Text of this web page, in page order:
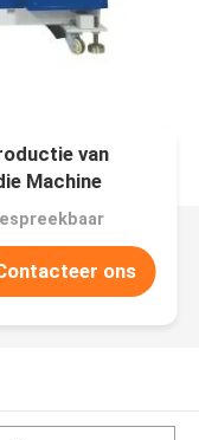
van
Machine
ons